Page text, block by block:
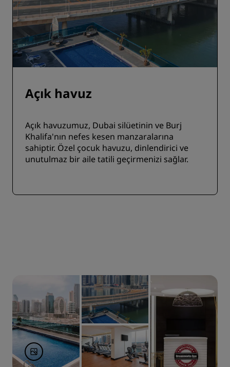
Açık havuz
Açık havuzumuz, Dubai silüetinin ve Burj
Khalifa'nın nefes kesen manzaralarına
sahiptir. Özel çocuk havuzu, dinlendirici ve
unutulmaz bir aile tatili geçirmenizi sağlar.